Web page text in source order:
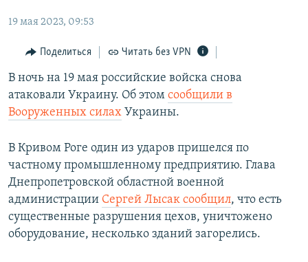
главной
Вернутся
поиску
11 ЛЕТ ОККУПАЦИИ КРЫМА. 11 ИСТОРИЙ СОПРОТИВЛЕНИЯ
ЕЩЕ
ИНТЕРАКТИВ
ИНФОГРАФИКА
ТЕЛЕПРОЕКТ КРЫМ.РЕАЛИИ
ПРОПАВШИЕ БЕЗ ВЕСТИ
ПОБЕДИТЕЛЕЙ НЕ СУДЯТ?
КРЫМ.НЕПОКОРЕННЫЙ
РАДІО СВОБОДА
КАК ОБОЙТИ БЛОКИРОВКУ
Українською
Qırımtatar
ПРИСОЕДИНЯЙТЕСЬ!
19 мая 2023, 09:53
Поделиться Читать без VPN
В ночь на 19 мая российские войска снова
атаковали Украину. Об этом сообщили в
Вооруженных силах Украины.
В Кривом Роге один из ударов пришелся по
частному промышленному предприятию. Глава
Днепропетровской областной военной
администрации Сергей Лысак сообщил, что есть
существенные разрушения цехов, уничтожено
оборудование, несколько зданий загорелись.